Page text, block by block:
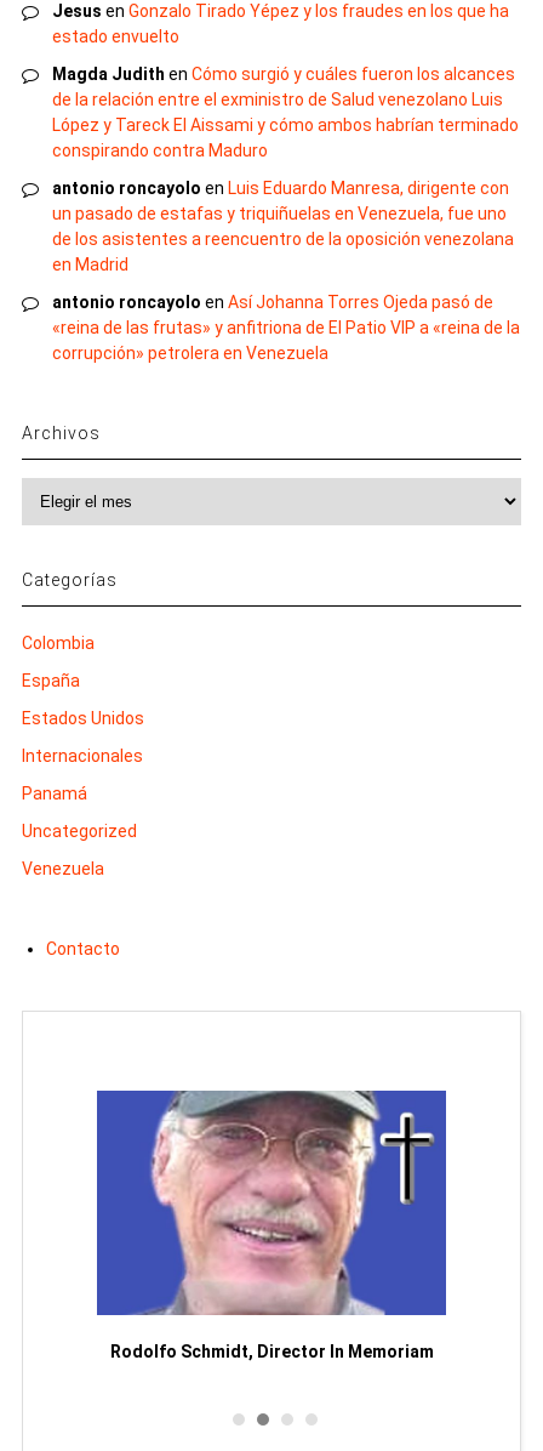
Jesus en Gonzalo Tirado Yépez y los fraudes en los que ha
estado envuelto
Magda Judith en Cómo surgió y cuáles fueron los alcances
de la relación entre el exministro de Salud venezolano Luis
López y Tareck El Aissami y cómo ambos habrían terminado
conspirando contra Maduro
antonio roncayolo en Luis Eduardo Manresa, dirigente con
un pasado de estafas y triquiñuelas en Venezuela, fue uno
de los asistentes a reencuentro de la oposición venezolana
en Madrid
antonio roncayolo en Así Johanna Torres Ojeda pasó de
«reina de las frutas» y anfitriona de El Patio VIP a «reina de la
corrupción» petrolera en Venezuela
Archivos
Categorías
Colombia
España
Estados Unidos
Internacionales
Panamá
Uncategorized
Venezuela
Contacto
Rodolfo Schmidt, Director In Memoriam